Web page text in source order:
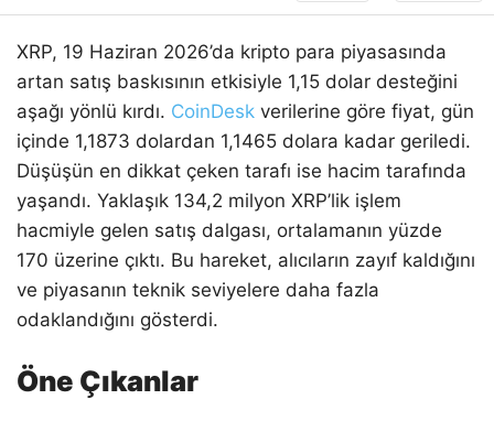
XRP, 19 Haziran 2026’da kripto para piyasasında
artan satış baskısının etkisiyle 1,15 dolar desteğini
aşağı yönlü kırdı. CoinDesk verilerine göre fiyat, gün
içinde 1,1873 dolardan 1,1465 dolara kadar geriledi.
Düşüşün en dikkat çeken tarafı ise hacim tarafında
yaşandı. Yaklaşık 134,2 milyon XRP’lik işlem
hacmiyle gelen satış dalgası, ortalamanın yüzde
170 üzerine çıktı. Bu hareket, alıcıların zayıf kaldığını
ve piyasanın teknik seviyelere daha fazla
odaklandığını gösterdi.
Öne Çıkanlar